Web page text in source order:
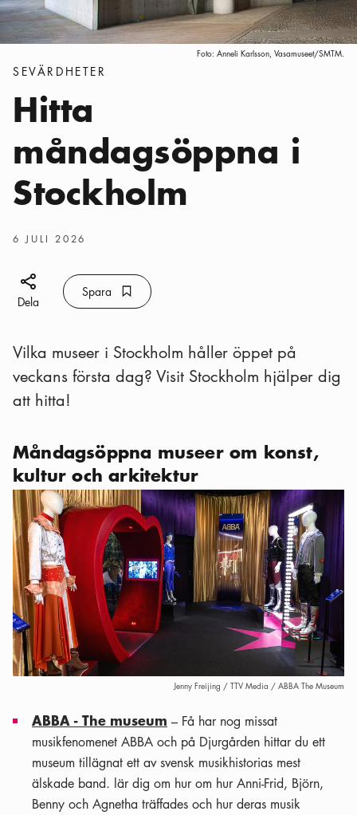
Foto: Anneli Karlsson, Vasamuseet/SMTM.
Kategorier:
SEVÄRDHETER
Hitta
måndagsöppna i
Stockholm
Publiceringsdatum
6 JULI 2026
Dela ikon
Dela
Spara Bokmärke ikon
Spara
Vilka museer i Stockholm håller öppet på
veckans första dag? Visit Stockholm hjälper dig
att hitta!
Måndagsöppna museer om konst,
kultur och arkitektur
Jenny Freijing / TTV Media / ABBA The Museum
ABBA - The museum – Få har nog missat
musikfenomenet ABBA och på Djurgården hittar du ett
museum tillägnat ett av svensk musikhistorias mest
älskade band. lär dig om hur om hur Anni-Frid, Björn,
Benny och Agnetha träffades och hur deras musik